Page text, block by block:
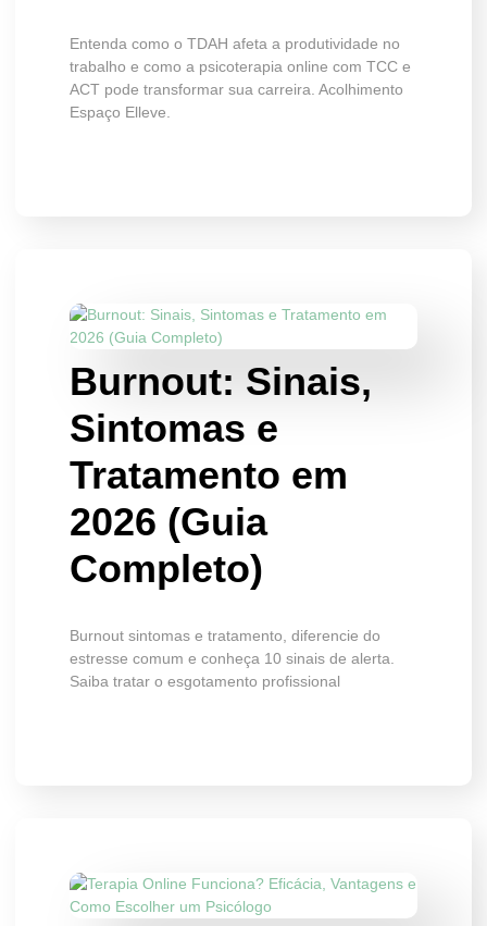
Entenda como o TDAH afeta a produtividade no
trabalho e como a psicoterapia online com TCC e
ACT pode transformar sua carreira. Acolhimento
Espaço Elleve.
Burnout: Sinais,
Sintomas e
Tratamento em
2026 (Guia
Completo)
Burnout sintomas e tratamento, diferencie do
estresse comum e conheça 10 sinais de alerta.
Saiba tratar o esgotamento profissional